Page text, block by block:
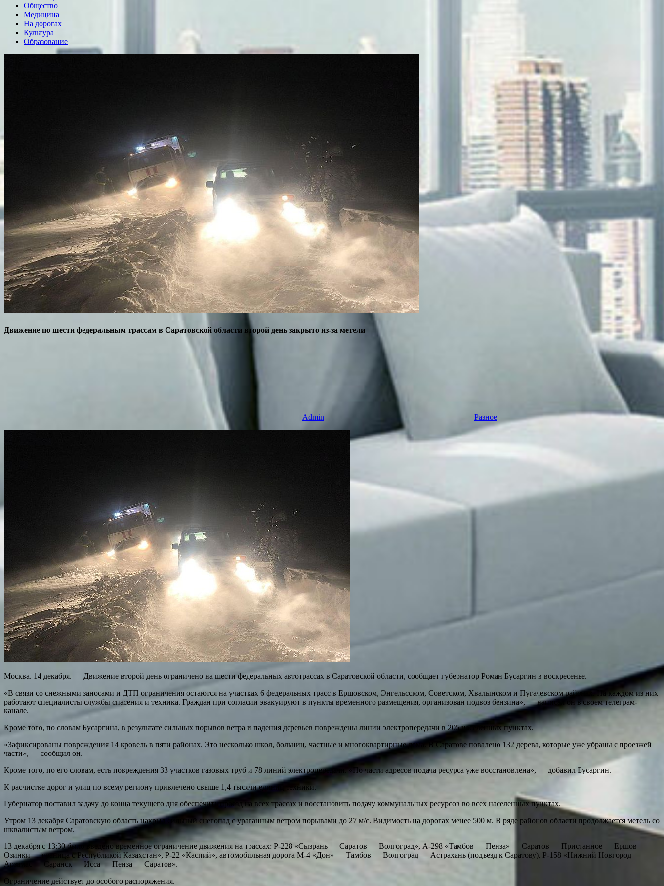
Общество
Медицина
На дорогах
Культура
Образование
Движение по шести федеральным трассам в Саратовской области второй день закрыто из-за метели
Admin Разное
Москва. 14 декабря. — Движение второй день ограничено на шести федеральных автотрассах в Саратовской области, сообщает губернатор Роман Бусаргин в воскресенье.
«В связи со снежными заносами и ДТП ограничения остаются на участках 6 федеральных трасс в Ершовском, Энгельсском, Советском, Хвалынском и Пугачевском районах. На каждом из них
работают специалисты службы спасения и техника. Граждан при согласии эвакуируют в пункты временного размещения, организован подвоз бензина», — написал он в своем телеграм-
канале.
Кроме того, по словам Бусаргина, в результате сильных порывов ветра и падения деревьев повреждены линии электропередачи в 205 населенных пунктах.
«Зафиксированы повреждения 14 кровель в пяти районах. Это несколько школ, больниц, частные и многоквартирные дома. В Саратове повалено 132 дерева, которые уже убраны с проезжей
части», — сообщил он.
Кроме того, по его словам, есть повреждения 33 участков газовых труб и 78 линий электропередачи. «По части адресов подача ресурса уже восстановлена», — добавил Бусаргин.
К расчистке дорог и улиц по всему региону привлечено свыше 1,4 тысячи единиц техники.
Губернатор поставил задачу до конца текущего дня обеспечить проезд на всех трассах и восстановить подачу коммунальных ресурсов во всех населенных пунктах.
Утром 13 декабря Саратовскую область накрыл сильный снегопад с ураганным ветром порывами до 27 м/с. Видимость на дорогах менее 500 м. В ряде районов области продолжается метель со
шквалистым ветром.
13 декабря с 13:30 было введено временное ограничение движения на трассах: Р-228 «Сызрань — Саратов — Волгоград», А-298 «Тамбов — Пенза» — Саратов — Пристанное — Ершов —
Озинки — граница с Республикой Казахстан», Р-22 «Каспий», автомобильная дорога М-4 «Дон» — Тамбов — Волгоград — Астрахань (подъезд к Саратову), Р-158 «Нижний Новгород —
Арзамас — Саранск — Исса — Пенза — Саратов».
Ограничение действует до особого распоряжения.